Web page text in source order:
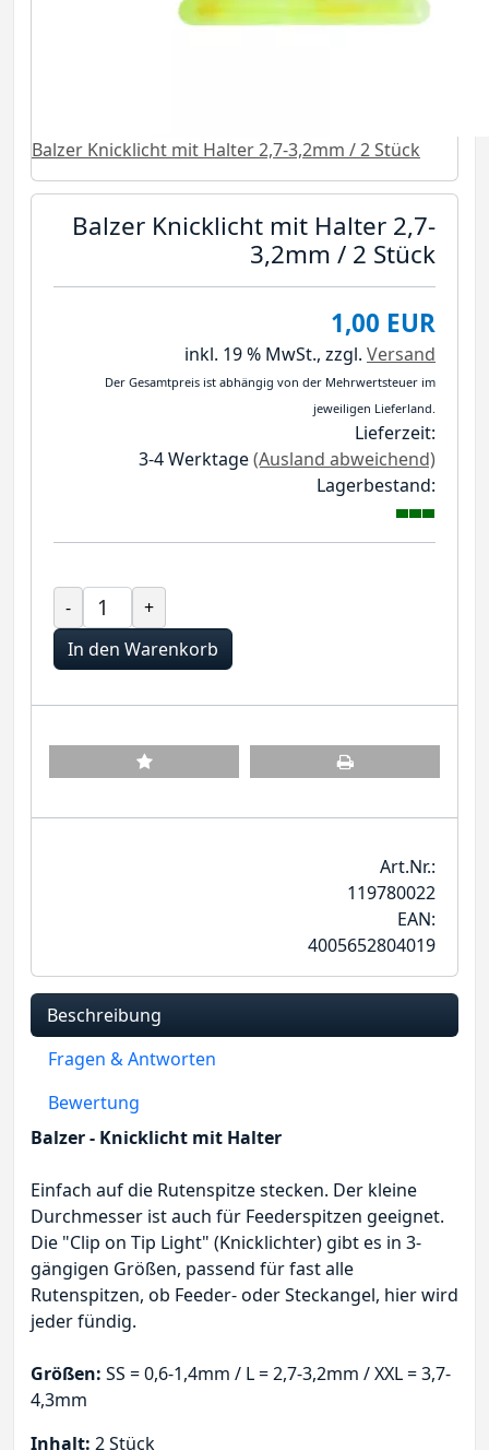
Balzer Knicklicht mit Halter 2,7-3,2mm / 2 Stück
Balzer Knicklicht mit Halter 2,7-
3,2mm / 2 Stück
1,00 EUR
inkl. 19 % MwSt., zzgl. Versand
Der Gesamtpreis ist abhängig von der Mehrwertsteuer im
jeweiligen Lieferland.
Lieferzeit:
3-4 Werktage(Ausland abweichend)
Lagerbestand:
-
+
In den Warenkorb
Art.Nr.:
119780022
EAN:
4005652804019
Beschreibung
Fragen & Antworten
Bewertung
Balzer - Knicklicht mit Halter
Einfach auf die Rutenspitze stecken. Der kleine
Durchmesser ist auch für Feederspitzen geeignet.
Die "Clip on Tip Light" (Knicklichter) gibt es in 3-
gängigen Größen, passend für fast alle
Rutenspitzen, ob Feeder- oder Steckangel, hier wird
jeder fündig.
Größen: SS = 0,6-1,4mm / L = 2,7-3,2mm / XXL = 3,7-
4,3mm
Inhalt: 2 Stück